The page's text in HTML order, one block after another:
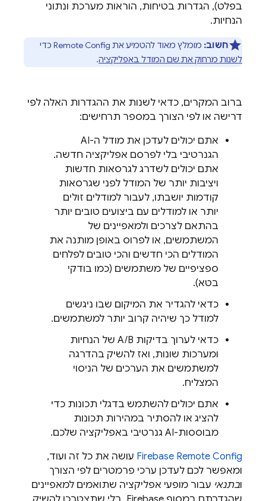
בפלט), הגדרות בטיחות, הוראות מערכת ונתוני
הנחיות.
חשוב: מומלץ מאוד להטמיע את Remote Config כדי
לשנות מרחוק את שם המודל באפליקציה.
ברוב המקרים, כדאי לשנות את ההגדרות האלה לפי
דרישה או לפי הצורך במספר תרחישים:
אתם יכולים לעדכן את מודל ה-AI
הגנרטיבי בלי לפרסם אפליקציה חדשה.
אתם יכולים לשדרג לגרסאות חדשות
ויציבות יותר של המודל לפני שגרסאות
קודמות יושבתו, לעבור למודלים זולים
יותר או למודלים עם ביצועים טובים יותר
בהתאם לצרכים ולמאפיינים של
המשתמשים, או לפרוס באופן מותנה את
המודלים הכי חדשים והכי טובים לפלחים
ספציפיים של משתמשים (כמו בודקי
בטא).
כדאי להגדיר את המיקום שבו ניגשים
למודל כך שיהיה קרוב יותר למשתמשים.
כדאי לערוך בדיקות A/B של הנחיות
ומערכות שונות, ואז להשיק בהדרגה
למשתמשים את הערכים של הניסוי
המצליח.
אתם יכולים להשתמש בדגלי תכונות כדי
להציג או להסתיר במהירות תכונות
מבוססות-AI גנרטיבי באפליקציה שלכם.
Firebase Remote Config עושה את כל זה ועוד,
ומאפשר לכם לעדכן ערכי פרמטרים לפי הצורך
ובתנאי עבור מופעי אפליקציה שתואמים למאפיינים